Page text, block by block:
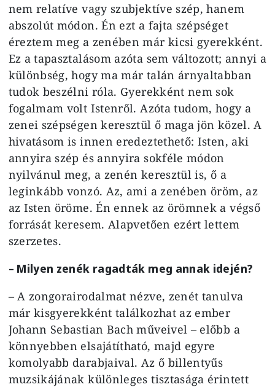
nem relatíve vagy szubjektíve szép, hanem
abszolút módon. Én ezt a fajta szépséget
éreztem meg a zenében már kicsi gyerekként.
Ez a tapasztalásom azóta sem változott; annyi a
különbség, hogy ma már talán árnyaltabban
tudok beszélni róla. Gyerekként nem sok
fogalmam volt Istenről. Azóta tudom, hogy a
zenei szépségen keresztül ő maga jön közel. A
hivatásom is innen eredeztethető: Isten, aki
annyira szép és annyira sokféle módon
nyilvánul meg, a zenén keresztül is, ő a
leginkább vonzó. Az, ami a zenében öröm, az
az Isten öröme. Én ennek az örömnek a végső
forrását keresem. Alapvetően ezért lettem
szerzetes.
– Milyen zenék ragadták meg annak idején?
– A zongorairodalmat nézve, zenét tanulva
már kisgyerekként találkozhat az ember
Johann Sebastian Bach műveivel – előbb a
könnyebben elsajátítható, majd egyre
komolyabb darabjaival. Az ő billentyűs
muzsikájának különleges tisztasága érintett